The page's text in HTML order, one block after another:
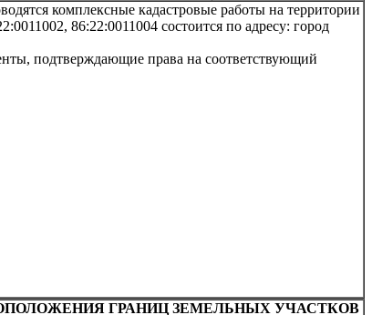
комплексные кадастровые работы на территории
86:22:0011004 состоится по адресу: город
подтверждающие права на соответствующий
ГРАНИЦ ЗЕМЕЛЬНЫХ УЧАСТКОВ